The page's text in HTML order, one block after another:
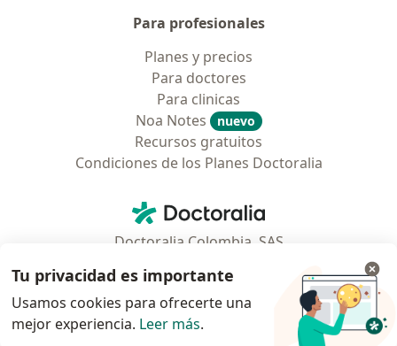
Para profesionales
Planes y precios
Para doctores
Para clinicas
Noa Notes
nuevo
Recursos gratuitos
Condiciones de los Planes Doctoralia
Doctoralia - Página de inicio
Doctoralia Colombia, SAS
Municipio: Bogotá D.C., Colombia
Tu privacidad es importante
Usamos cookies para ofrecerte una
mejor experiencia. Leer más.